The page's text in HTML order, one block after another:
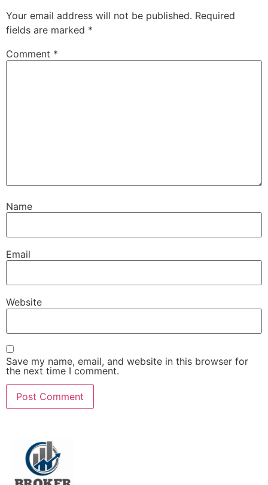
Your email address will not be published. Required
fields are marked *
Comment *
Name
Email
Website
Save my name, email, and website in this browser for
the next time I comment.